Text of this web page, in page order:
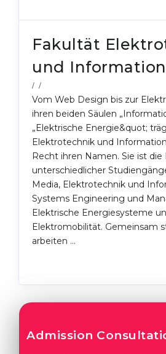
Fakultät
und
/ /
Vom Web Design bis zur
ihren beiden Säulen
„Elektrische Energie&quot;
Elektrotechnik und
Recht ihren Namen. Sie ist die
unterschiedlicher
Media, Elektrotechnik und
Systems Engineering und
Elektrische Energiesysteme
Elektromobilität. Gemeinsam
arbeiten …
Admission